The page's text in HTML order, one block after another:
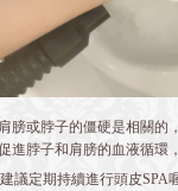
膀或脖子的僵硬是相關的
進脖子和肩膀的血液循環
議定期持續進行頭皮SPA